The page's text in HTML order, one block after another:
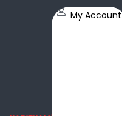
My Account